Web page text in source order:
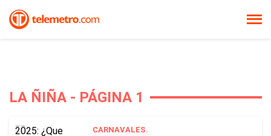
LA ÑIÑA - PÁGINA 1
CARNAVALES.